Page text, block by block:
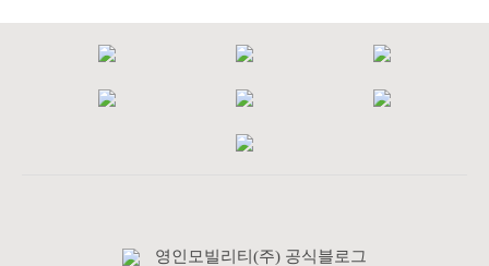
영인모빌리티(주) 공식블로그